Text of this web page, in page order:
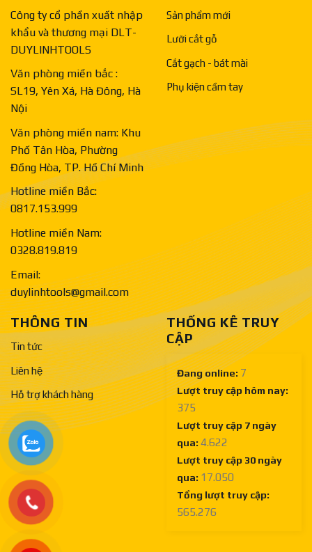
Công ty cổ phần xuất nhập
khẩu và thương mại DLT-
DUYLINHTOOLS
Văn phòng miền bắc :
SL19, Yên Xá, Hà Đông, Hà
Nội
Văn phòng miền nam: Khu
Phố Tân Hòa, Phường
Đồng Hòa, TP. Hồ Chí Minh
Hotline miền Bắc:
0817.153.999
Hotline miền Nam:
0328.819.819
Email:
duylinhtools@gmail.com
Sản phẩm mới
Lưỡi cắt gỗ
Cắt gạch - bát mài
Phụ kiện cầm tay
THÔNG TIN
Tin tức
Liên hệ
Hỗ trợ khách hàng
THỐNG KÊ TRUY
CẬP
Đang online: 7
Lượt truy cập hôm nay:
375
Lượt truy cập 7 ngày
qua: 4.622
Lượt truy cập 30 ngày
qua: 17.050
Tổng lượt truy cập:
565.276